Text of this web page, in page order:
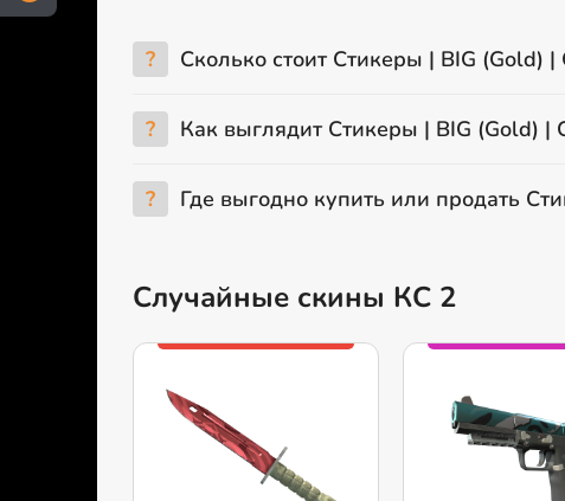
? Сколько стоит Стикеры | BIG (Gold) |
? Как выглядит Стикеры | BIG (Gold) |
? Где выгодно купить или продать
Случайные скины КС 2